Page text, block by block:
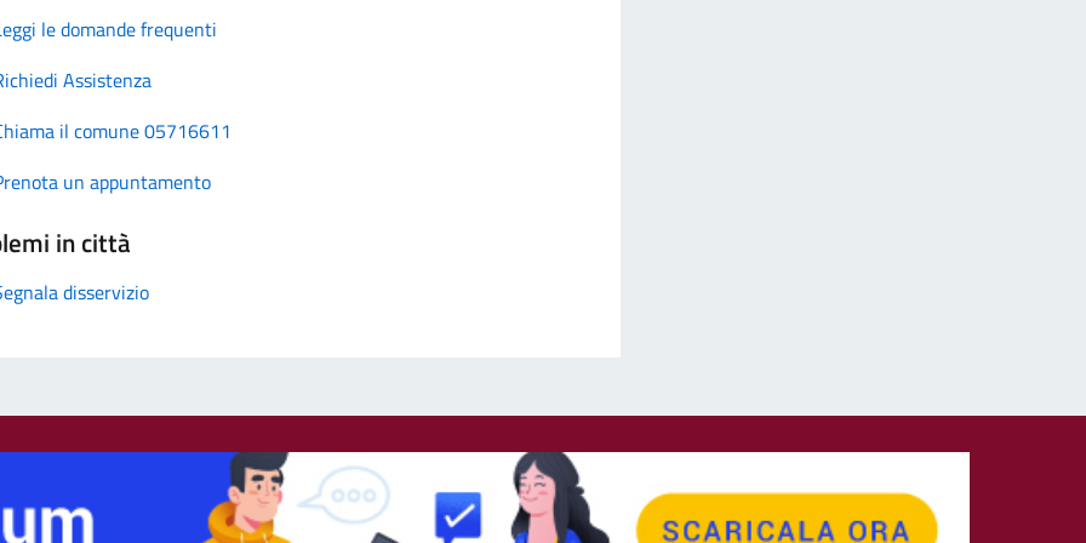
le domande frequenti
Assistenza
il comune 05716611
un appuntamento
in città
disservizio